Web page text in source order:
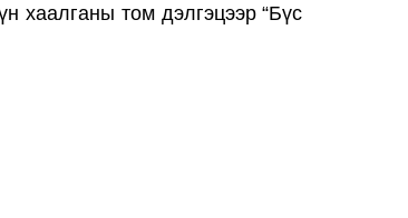
хаалганы том дэлгэцээр “Бүс